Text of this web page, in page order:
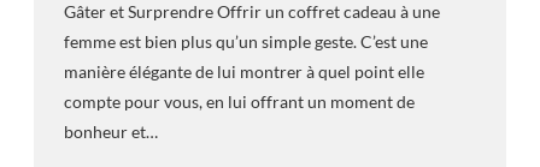
Gâter et Surprendre Offrir un coffret cadeau à une
femme est bien plus qu’un simple geste. C’est une
manière élégante de lui montrer à quel point elle
compte pour vous, en lui offrant un moment de
bonheur et…